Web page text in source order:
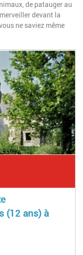
de patauger au
devant la
ne saviez même
(12 ans) à